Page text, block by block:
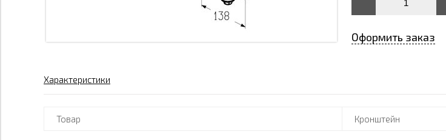
Оформить заказ
Характеристики
Товар Кронштейн